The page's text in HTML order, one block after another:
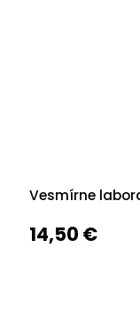
Vesmírne
14,50 €